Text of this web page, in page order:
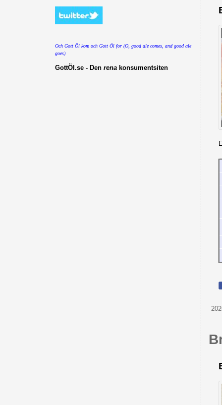
Och Gott Öl kom och Gott Öl for (O, good ale comes, and good ale
goes)
GottÖl.se - Den rena konsumentsiten